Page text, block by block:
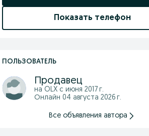
Показать телефон
ПОЛЬЗОВАТЕЛЬ
Продавец
на OLX с июня 2017 г.
Онлайн 04 августа 2026 г.
Все объявления автора